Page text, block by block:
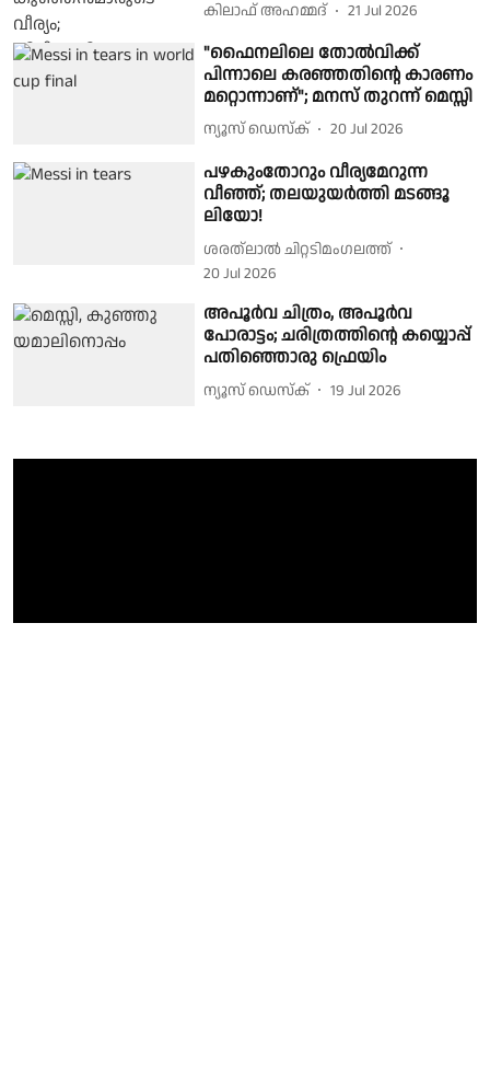
കിലാഫ് അഹമ്മദ് 21 Jul 2026
"ഫൈനലിലെ തോൽവിക്ക്
പിന്നാലെ കരഞ്ഞതിൻ്റെ കാരണം
മറ്റൊന്നാണ്"; മനസ് തുറന്ന് മെസ്സി
ന്യൂസ് ഡെസ്ക് 20 Jul 2026
പഴകുംതോറും വീര്യമേറുന്ന
വീഞ്ഞ്; തലയുയർത്തി മടങ്ങൂ
ലിയോ!
ശരത്‌ലാൽ ചിറ്റടിമംഗലത്ത്
20 Jul 2026
അപൂര്‍വ ചിത്രം, അപൂര്‍വ
പോരാട്ടം; ചരിത്രത്തിന്റെ കയ്യൊപ്പ്
പതിഞ്ഞൊരു ഫ്രെയിം
ന്യൂസ് ഡെസ്ക് 19 Jul 2026